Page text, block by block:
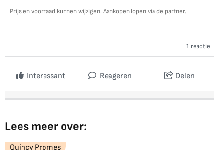
Prijs en voorraad kunnen wijzigen. Aankopen lopen via de partner.
1 reactie
Interessant Reageren Delen
Lees meer over:
Quincy Promes